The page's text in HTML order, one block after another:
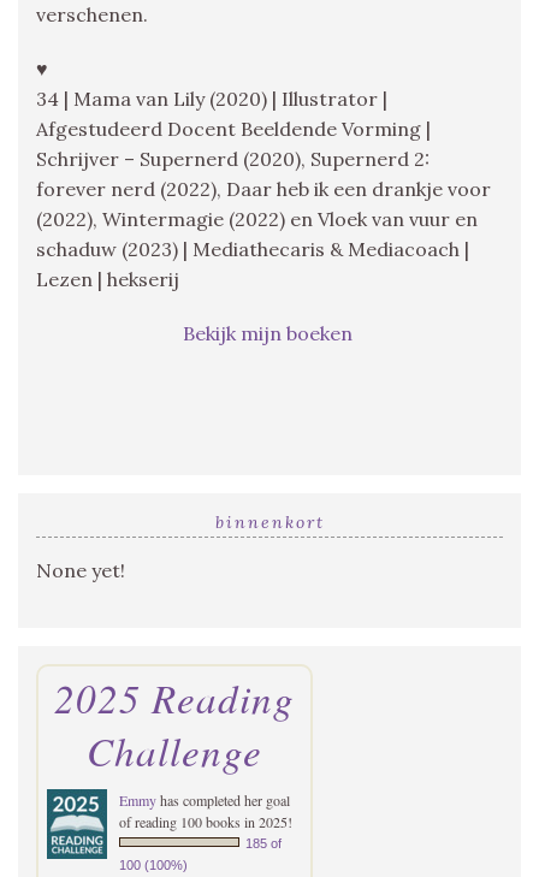
verschenen.
♥
34 | Mama van Lily (2020) | Illustrator |
Afgestudeerd Docent Beeldende Vorming |
Schrijver – Supernerd (2020), Supernerd 2:
forever nerd (2022), Daar heb ik een drankje voor
(2022), Wintermagie (2022) en Vloek van vuur en
schaduw (2023) | Mediathecaris & Mediacoach |
Lezen | hekserij
Bekijk mijn boeken
binnenkort
None yet!
2025 Reading
Challenge
Emmyhas completed her goal
of reading 100 books in 2025!
185 of
100 (100%)